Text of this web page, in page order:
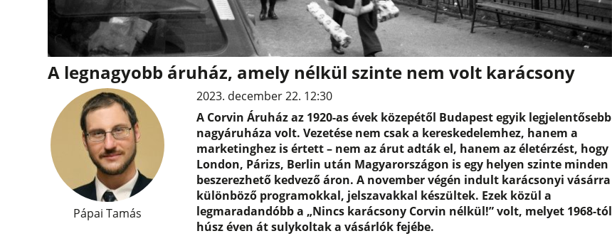
A legnagyobb áruház, amely nélkül szinte nem volt karácsony
Pápai Tamás
2023. december 22. 12:30
A Corvin Áruház az 1920-as évek közepétől Budapest egyik legjelentősebb
nagyáruháza volt. Vezetése nem csak a kereskedelemhez, hanem a
marketinghez is értett – nem az árut adták el, hanem az életérzést, hogy
London, Párizs, Berlin után Magyarországon is egy helyen szinte minden
beszerezhető kedvező áron. A november végén indult karácsonyi vásárra
különböző programokkal, jelszavakkal készültek. Ezek közül a
legmaradandóbb a „Nincs karácsony Corvin nélkül!” volt, melyet 1968-tól
húsz éven át sulykoltak a vásárlók fejébe.